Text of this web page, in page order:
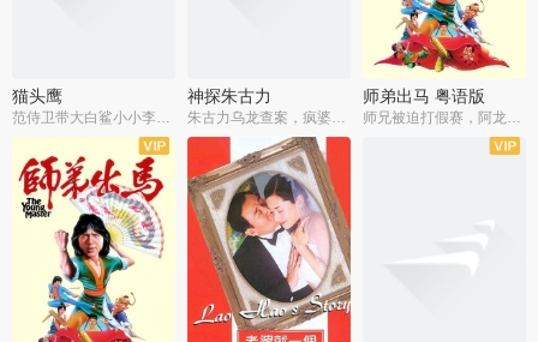
猫头鹰
范侍卫带大白鲨小小李破案寻妃
神探朱古力
朱古力乌龙查案，疯婆子神助攻
师弟出马 粤语版
师兄被迫打假赛，阿龙追查斗黑帮